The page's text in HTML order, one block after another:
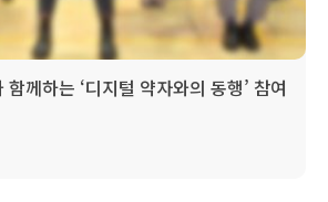
함께하는 ‘디지털 약자와의 동행’ 참여